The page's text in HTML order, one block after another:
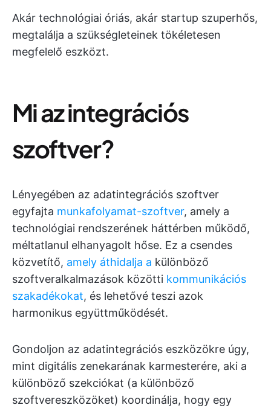
Akár technológiai óriás, akár startup szuperhős,
megtalálja a szükségleteinek tökéletesen
megfelelő eszközt.
Mi az integrációs
szoftver?
Lényegében az adatintegrációs szoftver
egyfajta munkafolyamat-szoftver, amely a
technológiai rendszerének háttérben működő,
méltatlanul elhanyagolt hőse. Ez a csendes
közvetítő, amely áthidalja a különböző
szoftveralkalmazások közötti kommunikációs
szakadékokat, és lehetővé teszi azok
harmonikus együttműködését.
Gondoljon az adatintegrációs eszközökre úgy,
mint digitális zenekarának karmesterére, aki a
különböző szekciókat (a különböző
szoftvereszközöket) koordinálja, hogy egy